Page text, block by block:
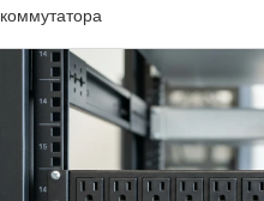
коммутатора